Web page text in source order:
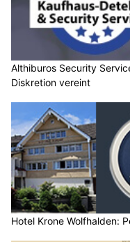
Althiburos Security
Diskretion vereint
Hotel Krone Wolfhalden: